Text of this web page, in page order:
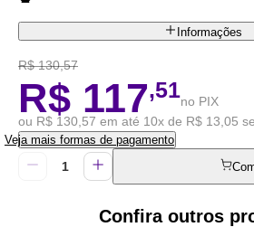
Informações
R$ 130,57
R$ 117,51no PIX
ou R$ 130,57 em até 10x de R$ 13,05
Veja mais formas de pagamento
Confira outros